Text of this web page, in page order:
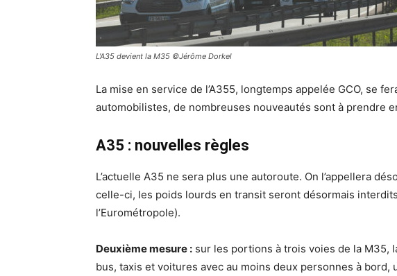
L'A35 devient la M35 ©Jérôme Dorkel
La mise en service de l’A355, longtemps appelée GCO, se
automobilistes, de nombreuses nouveautés sont à prendre
A35 : nouvelles règles
L’actuelle A35 ne sera plus une autoroute. On l’appellera
celle-ci, les poids lourds en transit seront désormais
l’Eurométropole).
Deuxième mesure : sur les portions à trois voies de la M35,
bus, taxis et voitures avec au moins deux personnes à bord,